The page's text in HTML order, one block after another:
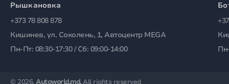
Рышкановка
+373 78 808 878
Кишинев, ул. Соколень, 1, Автоцентр MEGA
Пн-Пт: 08:30-17:30 / Сб: 09:00-14:00
© 2026.Autoworld.md.All rights reserved